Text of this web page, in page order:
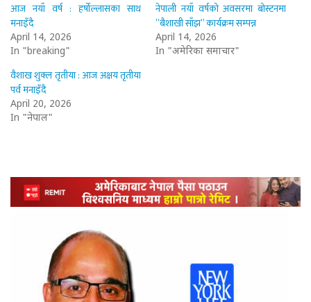
आज नयाँ वर्ष : हर्षोल्लासका साथ
मनाइँदै
April 14, 2026
In "breaking"
नेपाली नयाँ वर्षको अवसरमा बोस्टनमा
”बैशाखी साँझ” कार्यक्रम सम्पन्न
April 14, 2026
In "अमेरिका समाचार"
वैशाख शुक्ल तृतीया : आज अक्षय तृतीया
पर्व मनाइँदै
April 20, 2026
In "नेपाल"